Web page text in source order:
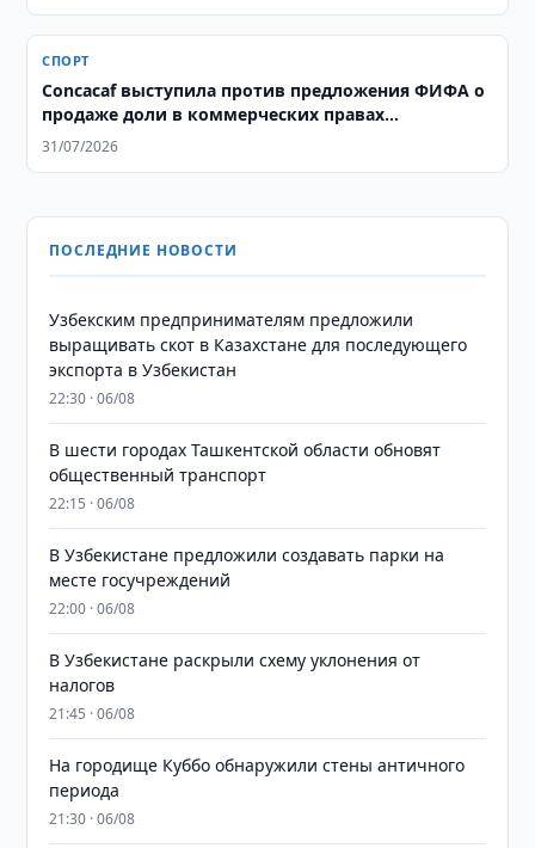
СПОРТ
Concacaf выступила против предложения ФИФА о
продаже доли в коммерческих правах
чемпионата мира
31/07/2026
ПОСЛЕДНИЕ НОВОСТИ
Узбекским предпринимателям предложили
выращивать скот в Казахстане для последующего
экспорта в Узбекистан
22:30 · 06/08
В шести городах Ташкентской области обновят
общественный транспорт
22:15 · 06/08
В Узбекистане предложили создавать парки на
месте госучреждений
22:00 · 06/08
В Узбекистане раскрыли схему уклонения от
налогов
21:45 · 06/08
На городище Куббо обнаружили стены античного
периода
21:30 · 06/08